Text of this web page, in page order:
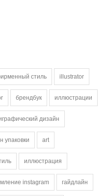
стиль illustrator
брендбук иллюстрации
дизайн
упаковки art
иллюстрация
instagram гайдлайн